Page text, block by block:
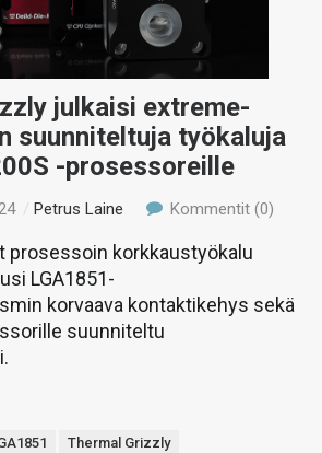
julkaisi extreme-
suunniteltuja työkaluja
-prosessoreille
/Petrus Laine Kommentit (0)
prosessoin korkkaustyökalu
LGA1851-
korvaava kontaktikehys sekä
suunniteltu
Thermal Grizzly